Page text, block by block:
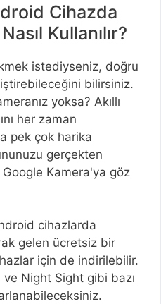
Cihazda
Kullanılır?
istediyseniz, doğru
bilirsiniz.
yoksa? Akıllı
her zaman
pek çok harika
gerçekten
Kamera'ya göz
cihazlarda
gelen ücretsiz bir
için de indirilebilir.
Night Sight gibi bazı